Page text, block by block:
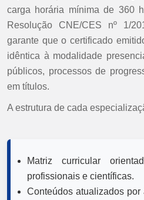
carga horária mínima de 360
Resolução CNE/CES nº 1/
garante que o certificado
idêntica à modalidade
públicos, processos de
em títulos.
A estrutura de cada
Matriz curricular
profissionais e científicas.
Conteúdos atualizados por